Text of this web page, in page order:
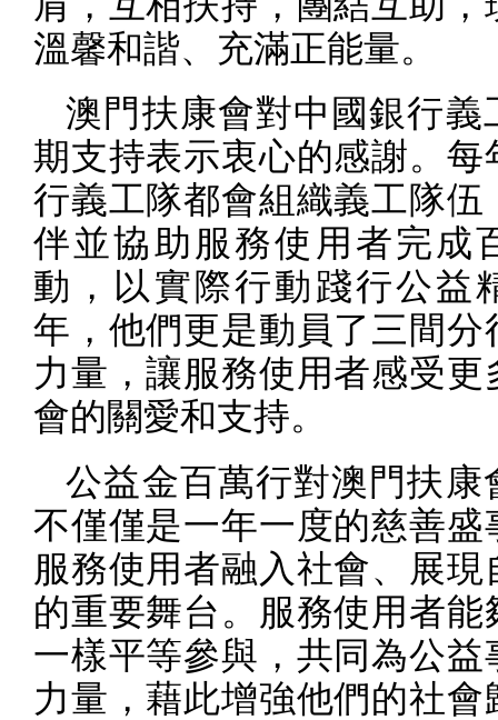
溫馨和諧、充滿正能量。
澳門扶康會對中國銀行義
期支持表示衷心的感謝。每
行義工隊都會組織義工隊伍
伴並協助服務使用者完成
動，以實際行動踐行公益
年，他們更是動員了三間分
力量，讓服務使用者感受更
會的關愛和支持。
公益金百萬行對澳門扶康
不僅僅是一年一度的慈善盛
服務使用者融入社會、展現
的重要舞台。服務使用者能
一樣平等參與，共同為公益
力量，藉此增強他們的社會